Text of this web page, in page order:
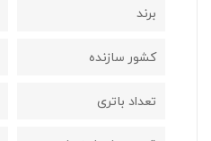
برند
کشور سازنده
تعداد باتری